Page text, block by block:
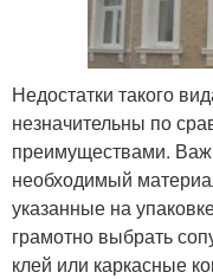
Недостатки такого
незначительны по
преимуществами.
необходимый
указанные на
грамотно выбрать
клей или каркасные